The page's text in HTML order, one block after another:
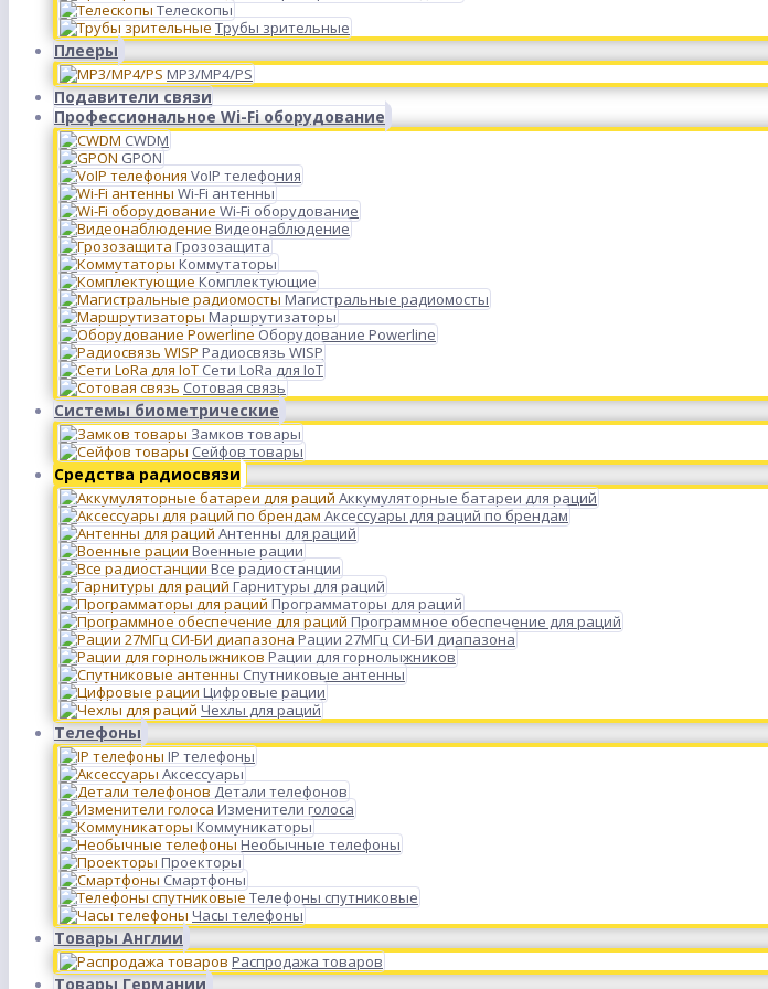
Телескопы
Трубы зрительные
Плееры
MP3/MP4/PS
Подавители связи
Профессиональное Wi-Fi оборудование
CWDM
GPON
VoIP телефония
Wi-Fi антенны
Wi-Fi оборудование
Видеонаблюдение
Грозозащита
Коммутаторы
Комплектующие
Магистральные радиомосты
Маршрутизаторы
Оборудование Powerline
Радиосвязь WISP
Сети LoRa для IoT
Сотовая связь
Системы биометрические
Замков товары
Сейфов товары
Средства радиосвязи
Аккумуляторные батареи для раций
Аксессуары для раций по брендам
Антенны для раций
Военные рации
Все радиостанции
Гарнитуры для раций
Программаторы для раций
Программное обеспечение для раций
Рации 27МГц СИ-БИ диапазона
Рации для горнолыжников
Спутниковые антенны
Цифровые рации
Чехлы для раций
Телефоны
IP телефоны
Аксессуары
Детали телефонов
Изменители голоса
Коммуникаторы
Необычные телефоны
Проекторы
Смартфоны
Телефоны спутниковые
Часы телефоны
Товары Англии
Распродажа товаров
Товары Германии